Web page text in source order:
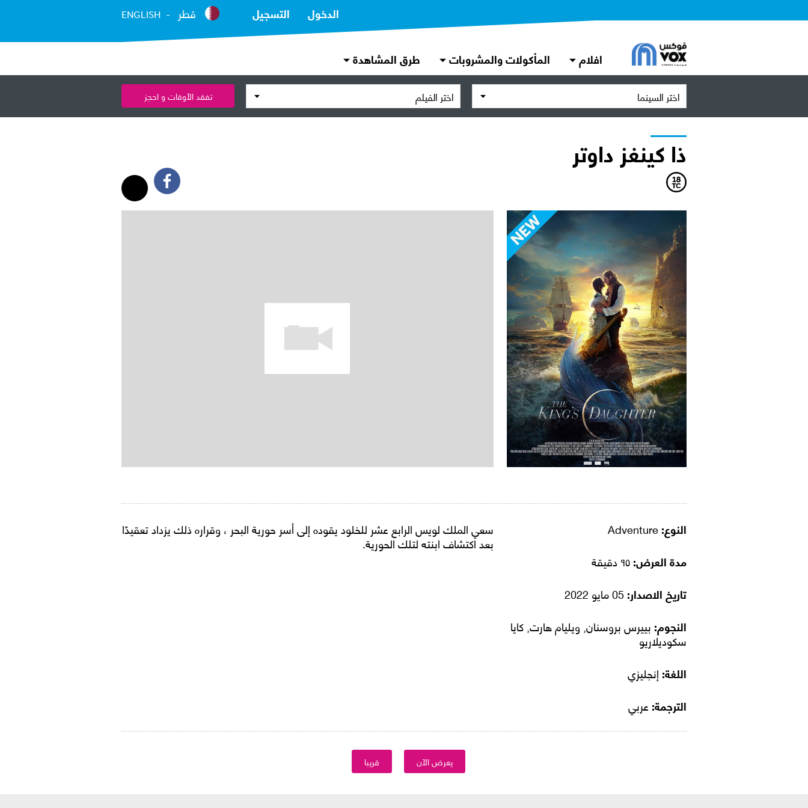
الدخول التسجيل قطر ENGLISH
افلام المأكولات والمشروبات طرق المشاهدة
اختر السينما اختر الفيلم تفقد الأوقات و احجز
ذا كينغز داوتر
النوع:
مدة العرض:
تاريخ الاصدار:
النجوم: بييرس بروسنان, ويليام هارت, كايا
سكوديلاريو
اللغة: إنجليزي
الترجمة: عربي
سعي الملك لويس الرابع عشر للخلود يقوده إلى أسر حورية البحر ، وقراره ذلك يزداد تعقيدًا
بعد اكتشاف ابنته لتلك الحورية.
يعرض الآن قريبا